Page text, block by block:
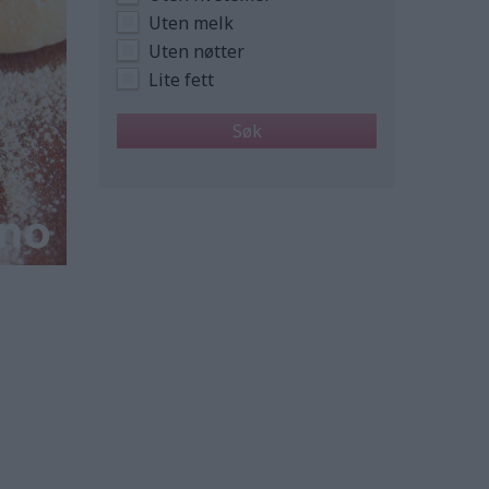
Uten melk
Uten nøtter
Lite fett